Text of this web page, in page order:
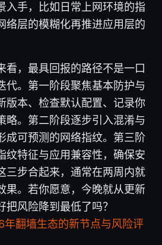
入手，比如日常上网环境的指
络层的模糊化再推进应用层的
看，最具回报的路径不是一口
代。第一阶段聚焦基本防护与
版本、检查默认配置、记录你
略。第二阶段逐步引入混淆与
成可预测的网络指纹。第三阶
纹特征与应用兼容性，确保安
三步合起来，通常在两周内就
果。若你愿意，今晚就从更新
把风险降到最低了吗？
翻墙生态的新节点与风险评